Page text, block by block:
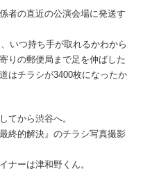
者の直近の公演会場に発送す
いつ持ち手が取れるかわから
りの郵便局まで足を伸ばした
はチラシが3400枚になったか
てから渋谷へ。
終的解決』のチラシ写真撮影
ナーは津和野くん。